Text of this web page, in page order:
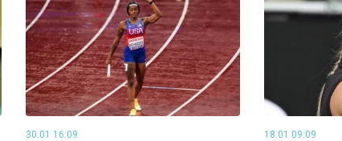
30.01 16:09 18.01 09:09